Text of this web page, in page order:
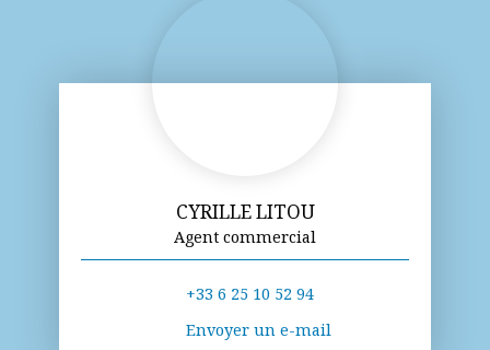
CYRILLE LITOU
Agent commercial
+33 6 25 10 52 94
Envoyer un e-mail